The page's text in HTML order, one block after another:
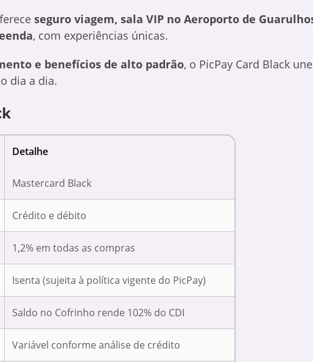
seguro viagem, sala VIP no Aeroporto de
, com experiências únicas.
e benefícios de alto padrão, o PicPay Card Black une
dia a dia.
Detalhe
Mastercard Black
Crédito e débito
1,2% em todas as compras
Isenta (sujeita à política vigente do PicPay)
Saldo no Cofrinho rende 102% do CDI
Variável conforme análise de crédito